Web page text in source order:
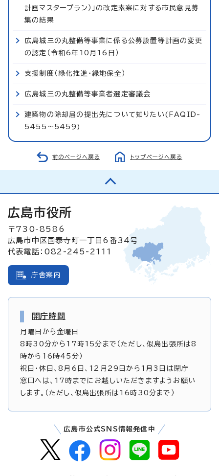
計画マスタープラン）」の改定素案に対する市民意見募
集の結果
広島城三の丸整備等事業に係る公募設置等計画の変更
の認定（令和6年10月16日）
支援制度（緑化推進・緑地保全）
広島城三の丸整備等事業者選定審議会
建築物の除却届の提出先について知りたい(FAQID-
5455～5459)
前のページへ戻る トップページへ戻る
広島市役所
〒730-8586
広島市中区国泰寺町一丁目6番34号
代表電話：082-245-2111
庁舎案内
開庁時間
月曜日から金曜日
8時30分から17時15分まで（ただし、似島出張所は8
時から16時45分）
祝日・休日、8月6日、12月29日から1月3日は閉庁
窓口へは、17時までにお越しいただきますようお願い
します。（ただし、似島出張所は16時30分まで）
広島市公式SNS情報発信中